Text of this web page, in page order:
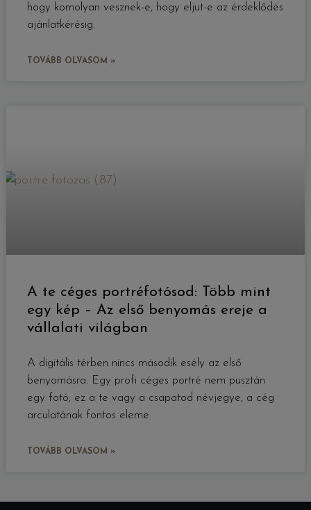
hogy komolyan vesznek-e, hogy eljut-e az érdeklődés
ajánlatkérésig.
TOVÁBB OLVASOM »
A te céges portréfotósod: Több mint
egy kép – Az első benyomás ereje a
vállalati világban
A digitális térben nincs második esély az első
benyomásra. Egy profi céges portré nem pusztán
egy fotó; ez a te vagy a csapatod névjegye, a cég
arculatának fontos eleme.
TOVÁBB OLVASOM »